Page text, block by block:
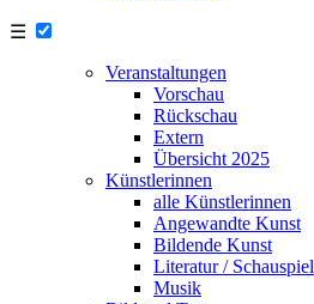
☰
Veranstaltungen
Vorschau
Rückschau
Extern
Übersicht 2025
Künstlerinnen
alle Künstlerinnen
Angewandte Kunst
Bildende Kunst
Literatur / Schauspiel
Musik